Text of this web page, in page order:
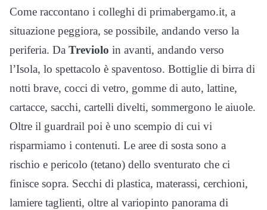
Come raccontano i colleghi di primabergamo.it, a
situazione peggiora, se possibile, andando verso la
periferia. Da Treviolo in avanti, andando verso
l’Isola, lo spettacolo è spaventoso. Bottiglie di birra di
notti brave, cocci di vetro, gomme di auto, lattine,
cartacce, sacchi, cartelli divelti, sommergono le aiuole.
Oltre il guardrail poi è uno scempio di cui vi
risparmiamo i contenuti. Le aree di sosta sono a
rischio e pericolo (tetano) dello sventurato che ci
finisce sopra. Secchi di plastica, materassi, cerchioni,
lamiere taglienti, oltre al variopinto panorama di